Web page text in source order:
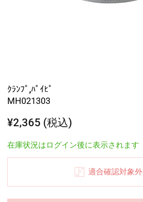
ｸﾗﾝﾌﾟ,ﾊﾟｲﾋﾟ
MH021303
¥2,365 (税込)
在庫状況はログイン後に表示されます
適合確認対象外